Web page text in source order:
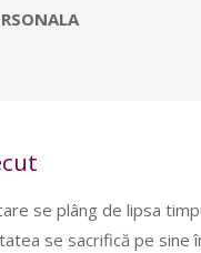
se plâng de lipsa
se sacrifică pe sine